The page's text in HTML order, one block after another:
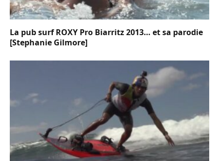
La pub surf ROXY Pro Biarritz 2013… et sa parodie
[Stephanie Gilmore]